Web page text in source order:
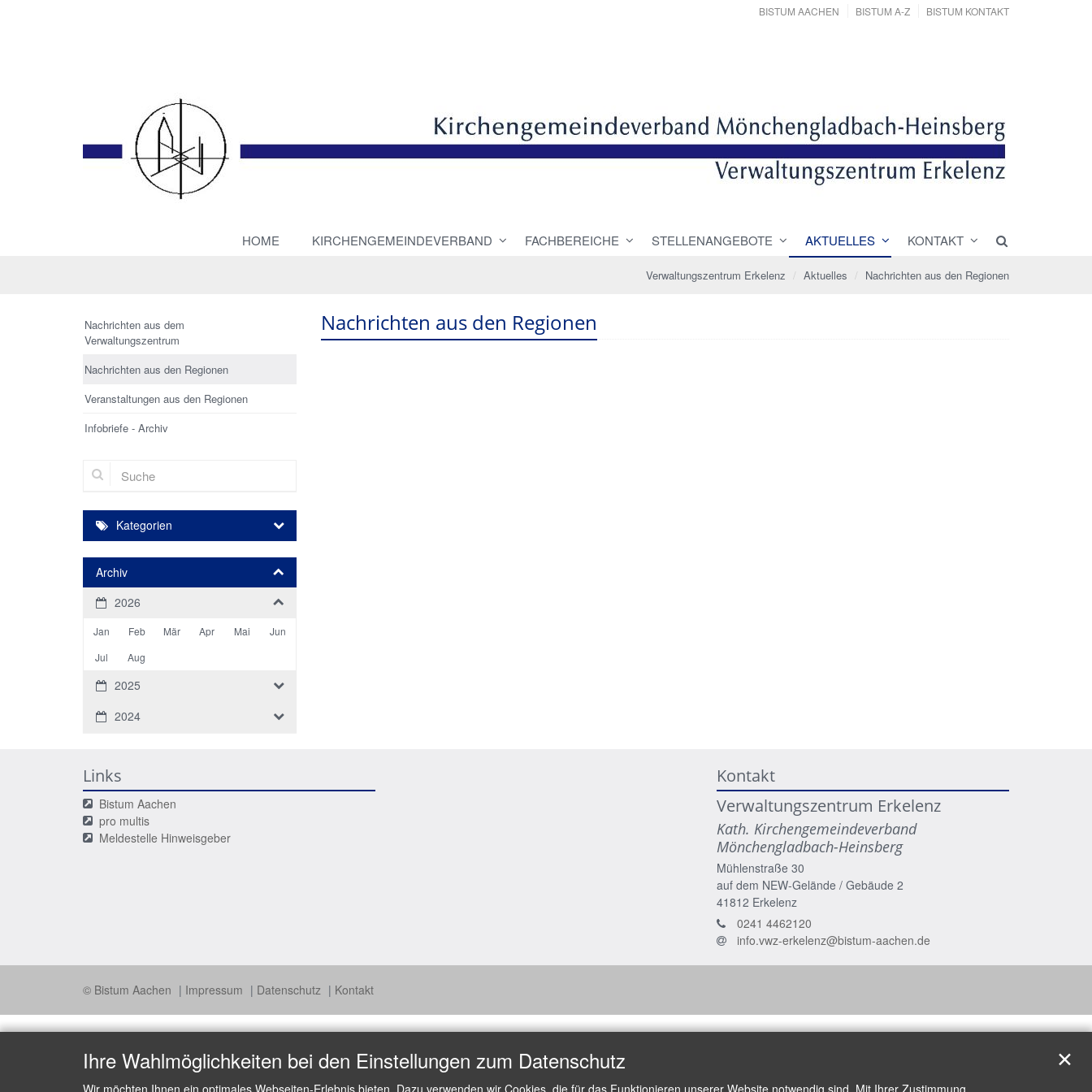
BISTUM AACHEN BISTUM A-Z BISTUM KONTAKT
HOME KIRCHENGEMEINDEVERBAND FACHBEREICHE STELLENANGEBOTE AKTUELLES KONTAKT
Verwaltungszentrum Erkelenz Aktuelles Nachrichten aus den Regionen
Nachrichten aus den Regionen
Nachrichten aus dem
Verwaltungszentrum
Nachrichten aus den Regionen
Veranstaltungen aus den Regionen
Infobriefe - Archiv
Suche
Kategorien
Archiv
2026
Jan Feb Mär Apr Mai
Jun
Jul
Aug
2025
2024
Links
Bistum Aachen
pro multis
Meldestelle Hinweisgeber
Kontakt
Verwaltungszentrum Erkelenz
Kath. Kirchengemeindeverband
Mönchengladbach-Heinsberg
Mühlenstraße 30
auf dem NEW-Gelände / Gebäude 2
41812 Erkelenz
0241 4462120
info.vwz-erkelenz@bistum-aachen.de
© Bistum Aachen Impressum Datenschutz Kontakt
Ihre Wahlmöglichkeiten bei den Einstellungen zum Datenschutz
Wir möchten Ihnen ein optimales Webseiten-Erlebnis bieten. Dazu verwenden wir Cookies, die für das Funktionieren unserer Website notwendig sind. Mit Ihrer Zustimmung
✕